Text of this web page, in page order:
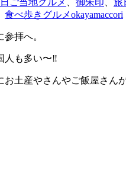
ご当地グルメ 御朱印 旅
食べ歩きグルメokayamaccori
拝へ。
人も多い〜‼︎
お土産やさんやご飯屋さん